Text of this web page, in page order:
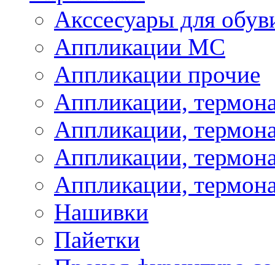
Акссесуары для
Аппликации МС
Аппликации прочие
Аппликации,
Аппликации,
Аппликации,
Аппликации,
Нашивки
Пайетки